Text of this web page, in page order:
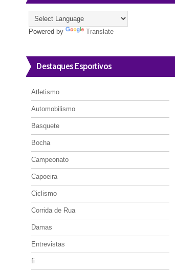
Powered by Translate
Destaques Esportivos
Atletismo
Automobilismo
Basquete
Bocha
Campeonato
Capoeira
Ciclismo
Corrida de Rua
Damas
Entrevistas
fi